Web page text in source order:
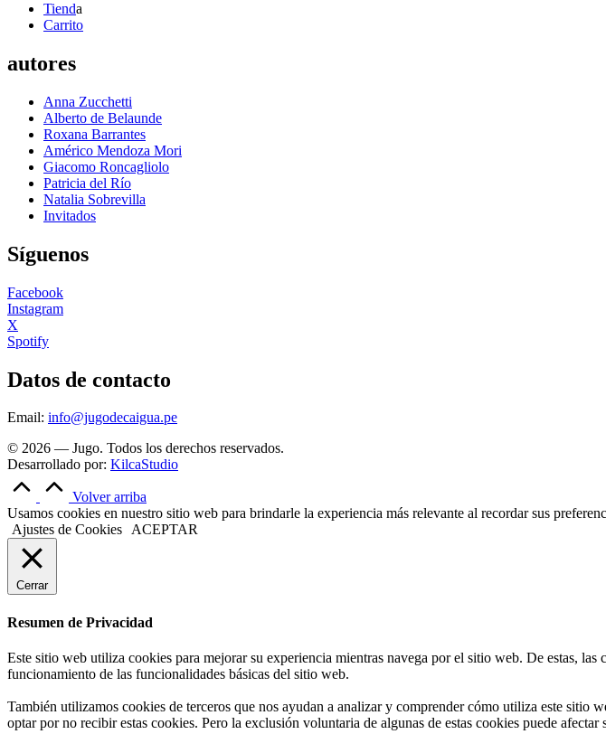
Tienda
Carrito
autores
Anna Zucchetti
Alberto de Belaunde
Roxana Barrantes
Américo Mendoza Mori
Giacomo Roncagliolo
Patricia del Río
Natalia Sobrevilla
Invitados
Síguenos
Facebook
Instagram
X
Spotify
Datos de contacto
Email: info@jugodecaigua.pe
© 2026 — Jugo. Todos los derechos reservados.
Desarrollado por: KilcaStudio
Volver arriba
Usamos cookies en nuestro sitio web para brindarle la experiencia más relevante al recordar sus
Ajustes de Cookies ACEPTAR
Cerrar
Resumen de Privacidad
Este sitio web utiliza cookies para mejorar su experiencia mientras navega por el sitio web. De estas,
funcionamiento de las funcionalidades básicas del sitio web.
También utilizamos cookies de terceros que nos ayudan a analizar y comprender cómo utiliza este sitio
optar por no recibir estas cookies. Pero la exclusión voluntaria de algunas de estas cookies puede afectar